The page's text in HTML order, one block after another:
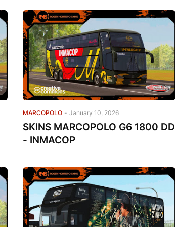
MARCOPOLO - January 10, 2026
SKINS MARCOPOLO G6 1800 DD
- INMACOP